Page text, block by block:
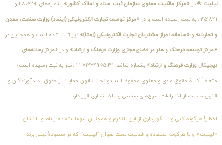
لیلیت ® در «مرکز مالکیت معنوی سازمان ثبت اسناد و املاک کشور» بشماره‌های: ۲۸۰۹۲۹ و
۴۵۱۸۴۱ ، به ثبت رسیده است و در «مرکز توسعه تجارت الکترونیکی (اینماد) وزارت صنعت، معدن
و تجارت» و «سامانه احراز مشتریان تجارت الکترونیکی (اِمتا)» نیز ثبت شده است و همچنین در
«مرکز توسعه فرهنگ و هنر در فضای‌مجازی وزارت فرهنگ و ارشاد» و در «مرکز رسانه‌های
دیجیتال وزارت فرهنگ و ارشاد» بشماره شامَد: ۱-۳-۶۵-۷۱۲۳۹۹-۱-۱ ، نیز به ثبت رسیده است؛
متعاقباً کلیهٔ حقوق مادی و معنوی محفوظ است و تحت قانون حمایت از حقوق پدیدآورندگان و
قانون حمایت از اختراعات، طرح‌های صنعتی و علائم تجاری قرار دارد.
اخطار! هرگونه کپی و یا الگوبرداری از این پلتفرم و همچنین سوءاستفاده از نام و یا نشان
«لیلیت» و یا هرگونه استفاده و فعالیت تحت عنوان “لیلیت” که در محدودهٔ ثبتی برند